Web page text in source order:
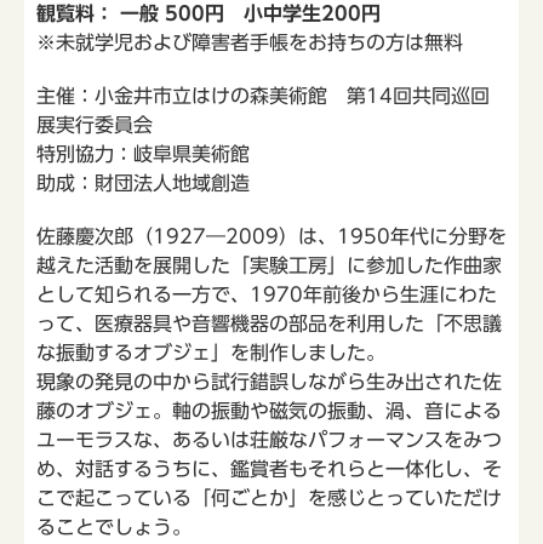
観覧料： 一般 500円 小中学生200円
※未就学児および障害者手帳をお持ちの方は無料
主催：小金井市立はけの森美術館 第14回共同巡回
展実行委員会
特別協力：岐阜県美術館
助成：財団法人地域創造
佐藤慶次郎（1927―2009）は、1950年代に分野を
越えた活動を展開した「実験工房」に参加した作曲家
として知られる一方で、1970年前後から生涯にわた
って、医療器具や音響機器の部品を利用した「不思議
な振動するオブジェ」を制作しました。
現象の発見の中から試行錯誤しながら生み出された佐
藤のオブジェ。軸の振動や磁気の振動、渦、音による
ユーモラスな、あるいは荘厳なパフォーマンスをみつ
め、対話するうちに、鑑賞者もそれらと一体化し、そ
こで起こっている「何ごとか」を感じとっていただけ
ることでしょう。